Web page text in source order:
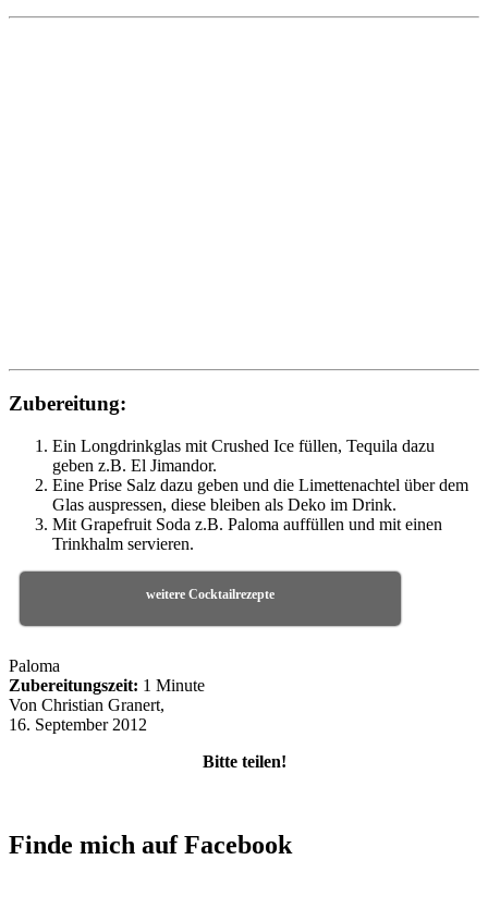
Zubereitung:
Ein Longdrinkglas mit Crushed Ice füllen, Tequila dazu
geben z.B. El Jimandor.
Eine Prise Salz dazu geben und die Limettenachtel über dem
Glas auspressen, diese bleiben als Deko im Drink.
Mit Grapefruit Soda z.B. Paloma auffüllen und mit einen
Trinkhalm servieren.
weitere Cocktailrezepte
Paloma
Zubereitungszeit: 1 Minute
Von Christian Granert,
16. September 2012
Bitte teilen!
Finde mich auf Facebook